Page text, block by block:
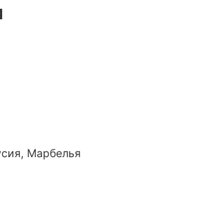
Марбелья